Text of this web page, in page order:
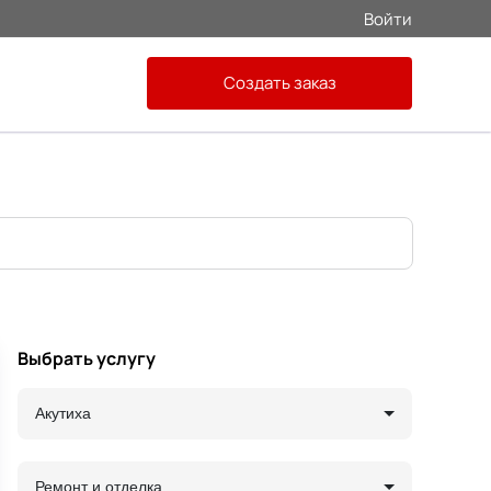
Войти
Создать заказ
Выбрать услугу
Акутиха
Ремонт и отделка